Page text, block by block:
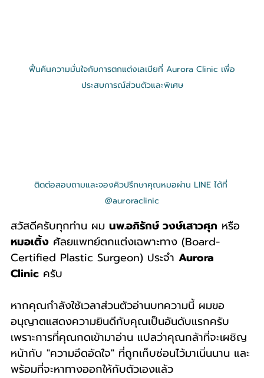
ฟื้นคืนความมั่นใจกับการตกแต่งเลเบียที่ Aurora Clinic เพื่อ
ประสบการณ์ส่วนตัวและพิเศษ
ติดต่อสอบถามและจองคิวปรึกษาคุณหมอผ่าน LINE ได้ที่
@auroraclinic
สวัสดีครับทุกท่าน ผม นพ.อภิรักษ์ วงษ์เสาวศุภ หรือ
หมอเติ้ง ศัลยแพทย์ตกแต่งเฉพาะทาง (Board-
Certified Plastic Surgeon) ประจำ Aurora
Clinic ครับ
หากคุณกำลังใช้เวลาส่วนตัวอ่านบทความนี้ ผมขอ
อนุญาตแสดงความยินดีกับคุณเป็นอันดับแรกครับ
เพราะการที่คุณกดเข้ามาอ่าน แปลว่าคุณกล้าที่จะเผชิญ
หน้ากับ "ความอึดอัดใจ" ที่ถูกเก็บซ่อนไว้มาเนิ่นนาน และ
พร้อมที่จะหาทางออกให้กับตัวเองแล้ว